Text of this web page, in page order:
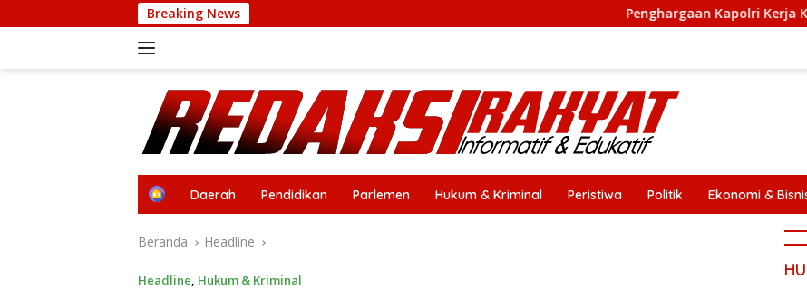
ke
Breaking News Penghargaan Kapolri Kerja Keras Personel
H
e
Daerah Pendidikan Parlemen Hukum & Kriminal Peristiwa Politik Ekonomi &
Beranda Headline
Headline, Hukum & Kriminal